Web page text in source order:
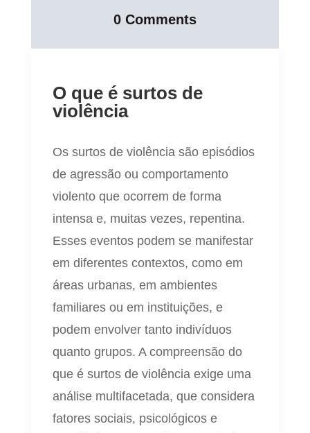
0 Comments
O que é surtos de
violência
Os surtos de violência são episódios
de agressão ou comportamento
violento que ocorrem de forma
intensa e, muitas vezes, repentina.
Esses eventos podem se manifestar
em diferentes contextos, como em
áreas urbanas, em ambientes
familiares ou em instituições, e
podem envolver tanto indivíduos
quanto grupos. A compreensão do
que é surtos de violência exige uma
análise multifacetada, que considera
fatores sociais, psicológicos e